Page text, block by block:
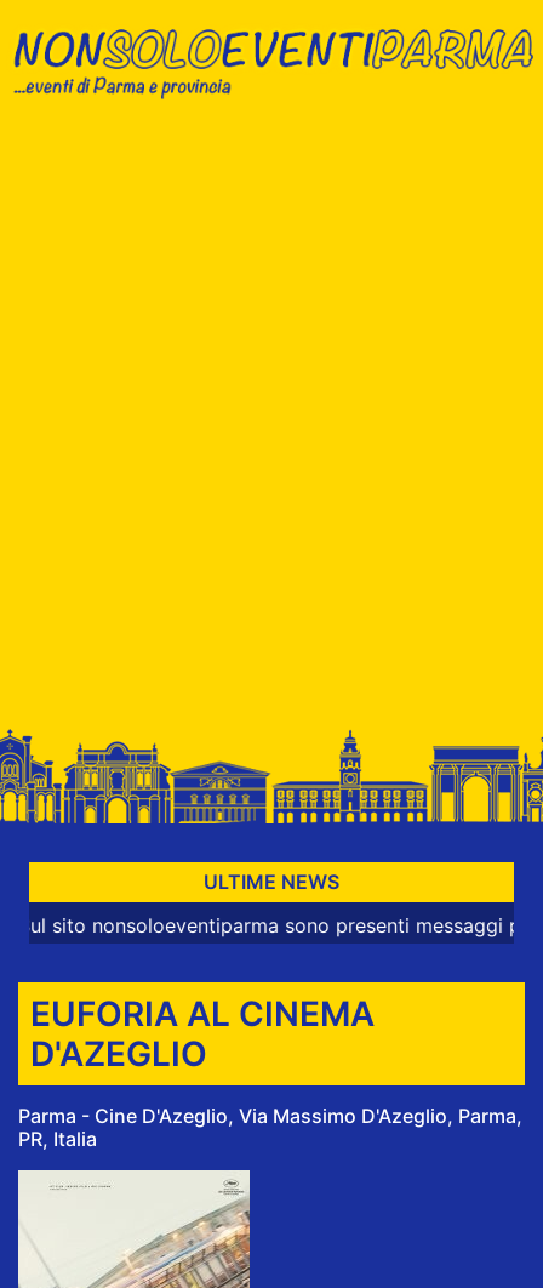
ULTIME NEWS
nonsoloeventiparma sono presenti messaggi
EUFORIA AL CINEMA
D'AZEGLIO
Parma - Cine D'Azeglio, Via Massimo D'Azeglio, Parma,
PR, Italia